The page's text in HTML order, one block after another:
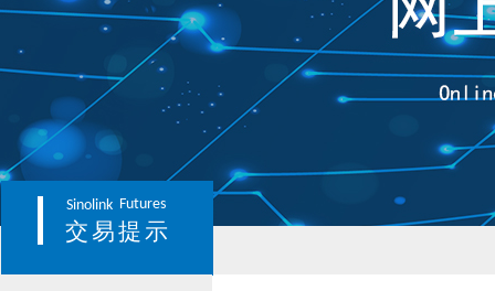
Sinolink Futures
交易提示